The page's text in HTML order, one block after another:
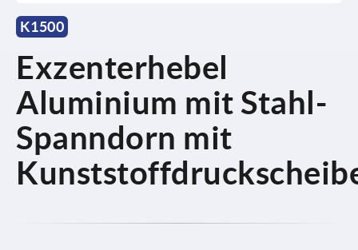
K1500
Exzenterhebel
Aluminium mit Stahl-
Spanndorn mit